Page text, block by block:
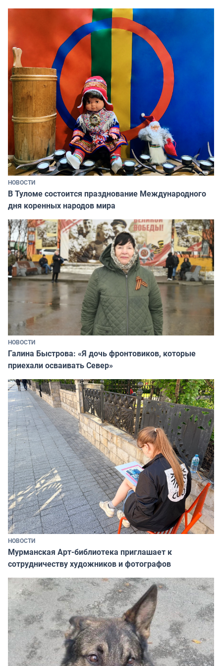
НОВОСТИ
В Туломе состоится празднование Международного
дня коренных народов мира
НОВОСТИ
Галина Быстрова: «Я дочь фронтовиков, которые
приехали осваивать Север»
НОВОСТИ
Мурманская Арт-библиотека приглашает к
сотрудничеству художников и фотографов